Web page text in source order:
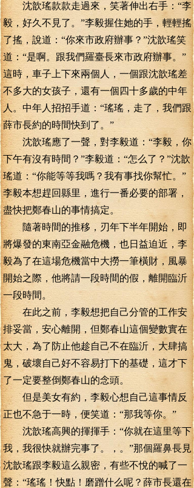
沈歆瑤款款走過來，笑著伸出右手：“李
毅，好久不見了。”李毅握住她的手，輕輕搖
了搖，說道：“你來市政府辦事？”沈歆瑤笑
道：“是啊。跟我們羅臺長來市政府辦事。”
這時，車子上下來兩個人，一個跟沈歆瑤差
不多大的女孩子，還有一個四十多歲的中年
人。中年人招招手道：“瑤瑤，走了，我們跟
薛市長約的時間快到了。”
沈歆瑤應了一聲，對李毅道：“李毅，你
下午有沒有時間？”李毅道：“怎么了？”沈歆
瑤道：“你能等等我嗎？我有事找你幫忙。”
李毅本想趕回縣里，進行一番必要的部署，
盡快把鄭春山的事情搞定。
隨著時間的推移，刃年下半年開始，即
將爆發的東南亞金融危機，也日益迫近，李
毅為了在這場危機當中大撈一筆橫財，風暴
開始之際，他將請一段時間的假，離開臨沂
一段時間。
在此之前，李毅想把自己分管的工作安
排妥當，安心離開，但鄭春山這個變數實在
太大，為了防止他趁自己不在臨沂，大肆搞
鬼，破壞自己好不容易打下的基礎，這才下
了一定要整倒鄭春山的念頭。
但是美女有約，李毅心想自己這事情反
正也不急于一時，便笑道：“那我等你。”
沈歆瑤高興的揮揮手：“你就在這里等下
我，我很快就辦完事了。，。”那個羅鼻長見
沈歆瑤跟李毅這么親密，有些不悅的喊了一
聲：“瑤瑤！快點！磨蹭什么呢？薛市長還在